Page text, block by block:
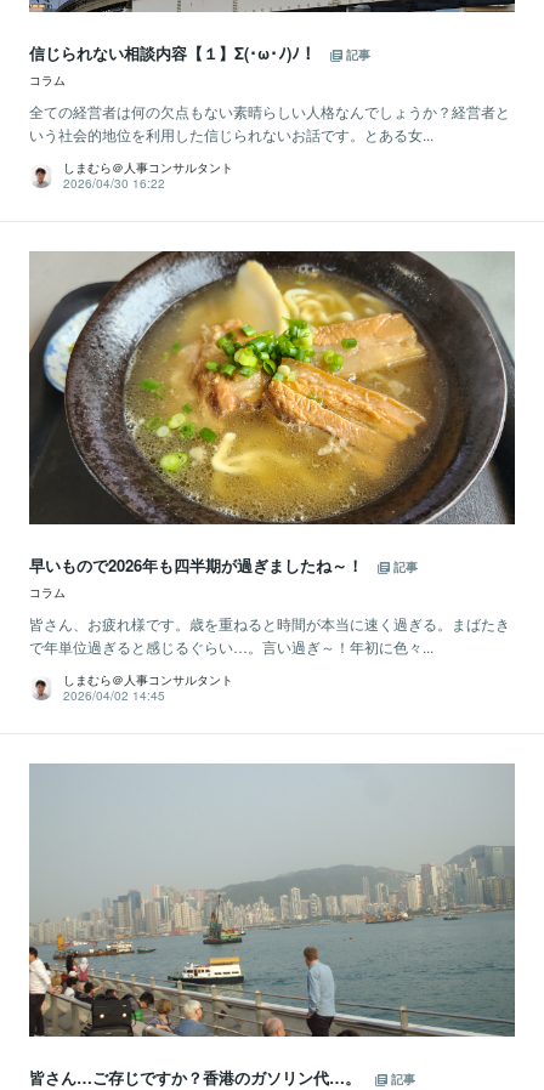
信じられない相談内容【１】Σ(･ω･ﾉ)ﾉ！
記事
コラム
全ての経営者は何の欠点もない素晴らしい人格なんでしょうか？経営者と
いう社会的地位を利用した信じられないお話です。とある女...
しまむら＠人事コンサルタント
2026/04/30 16:22
早いもので2026年も四半期が過ぎましたね～！
記事
コラム
皆さん、お疲れ様です。歳を重ねると時間が本当に速く過ぎる。まばたき
で年単位過ぎると感じるぐらい…。言い過ぎ～！年初に色々...
しまむら＠人事コンサルタント
2026/04/02 14:45
皆さん…ご存じですか？香港のガソリン代…。
記事